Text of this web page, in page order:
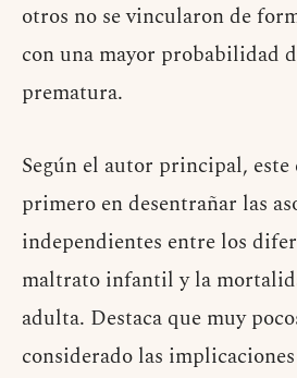
otros no se vincularon de
con una mayor probabilidad
prematura.
Según el autor principal, este
primero en desentrañar las
independientes entre los
maltrato infantil y la
adulta. Destaca que muy
considerado las